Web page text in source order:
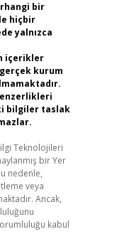
bir
hiçbir
yalnızca
içerikler
kurum
bilgiler taslak
Teknolojileri
bir Yer
nedenle,
veya
Ancak,
kabul